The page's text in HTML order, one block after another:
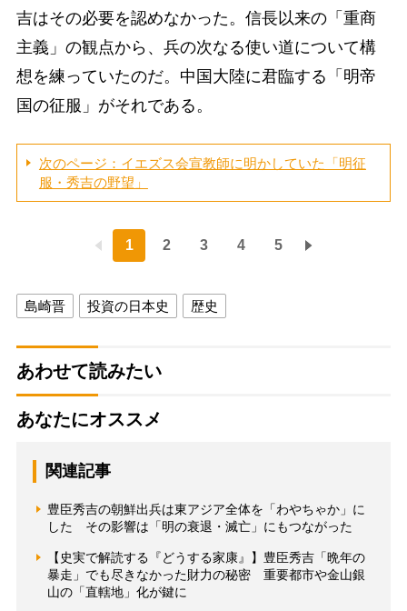
吉はその必要を認めなかった。信長以来の「重商
主義」の観点から、兵の次なる使い道について構
想を練っていたのだ。中国大陸に君臨する「明帝
国の征服」がそれである。
次のページ：イエズス会宣教師に明かしていた「明征
服・秀吉の野望」
1 2 3 4 5
島崎晋 投資の日本史 歴史
あわせて読みたい
あなたにオススメ
関連記事
豊臣秀吉の朝鮮出兵は東アジア全体を「わやちゃか」に
した その影響は「明の衰退・滅亡」にもつながった
【史実で解読する『どうする家康』】豊臣秀吉「晩年の
暴走」でも尽きなかった財力の秘密 重要都市や金山銀
山の「直轄地」化が鍵に